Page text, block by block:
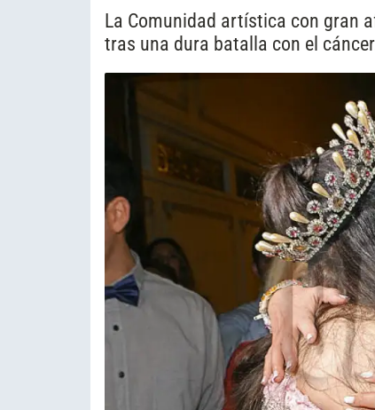
La Comunidad artística con gran
tras una dura batalla con el